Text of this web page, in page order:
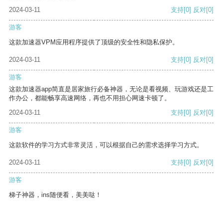
2024-03-11
支持[0] 反对[0]
游客
这款加速器VPM应用程序提供了顶级的安全性和隐私保护。
2024-03-11 支持[0] 反对[0]
游客
这款加速器app简直是居家旅行必备神器，无论是看视频、玩游戏还是工
作办公，都能畅享高速网络，再也不用担心网速卡顿了。
2024-03-11
支持[0] 反对[0]
游客
这款软件的学习方式非常灵活，可以根据自己的需求选择学习方式。
2024-03-11 支持[0] 反对[0]
游客
梯子神器，ins随便看，美美哒！